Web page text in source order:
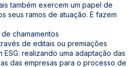
também exercem um papel de
seus ramos de atuação. E fazem
chamamentos
de editais ou premiações
ESG: realizando uma adaptação das
das empresas para o processo de